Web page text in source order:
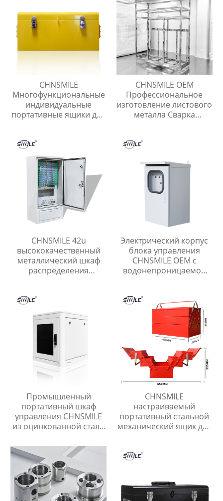
CHNSMILE
Многофункциональные
индивидуальные
портативные ящики для
Металлический ящик
для инструментов.
CHNSMILE OEM
Профессиональное
изготовление листового
металла Сварка
по изготовлению
CHNSMILE 42u
высококачественный
металлический шкаф
распределения
Электрический корпус
блока управления
CHNSMILE OEM с
водонепроницаемой
атмосферных
воздействий
Промышленный
портативный шкаф
управления CHNSMILE
из оцинкованной стали
водонепроницаемым
наружным
электрическим
управлением
CHNSMILE
настраиваемый
портативный стальной
механический ящик для
штабелируемый